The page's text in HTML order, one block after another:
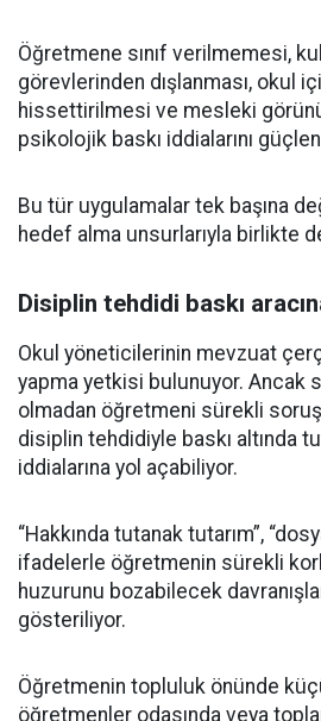
Öğretmene sınıf verilmemesi,
görevlerinden dışlanması, okul
hissettirilmesi ve mesleki
psikolojik baskı iddialarını
Bu tür uygulamalar tek başına
hedef alma unsurlarıyla birlikte
Disiplin tehdidi baskı
Okul yöneticilerinin mevzuat
yapma yetkisi bulunuyor. Ancak
olmadan öğretmeni sürekli
disiplin tehdidiyle baskı altında
iddialarına yol açabiliyor.
“Hakkında tutanak tutarım”,
ifadelerle öğretmenin sürekli
huzurunu bozabilecek
gösteriliyor.
Öğretmenin topluluk önünde
öğretmenler odasında veya